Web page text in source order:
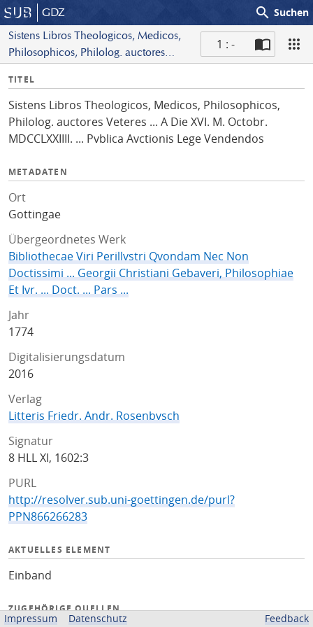
GDZ search Suchen
Sistens Libros Theologicos, Medicos,
Philosophicos, Philolog. auctores
MDCCLXXIIII. ... Pvblica Avctionis
Lege Vendendos
1 : -
I
f
o
TITEL
Sistens Libros Theologicos, Medicos, Philosophicos,
Philolog. auctores Veteres ... A Die XVI. M. Octobr.
MDCCLXXIIII. ... Pvblica Avctionis Lege Vendendos
METADATEN
Ort
Gottingae
Übergeordnetes Werk
Bibliothecae Viri Perillvstri Qvondam Nec Non
Doctissimi ... Georgii Christiani Gebaveri, Philosophiae
Et Ivr. ... Doct. ... Pars ...
Jahr
1774
Digitalisierungsdatum
2016
Verlag
Litteris Friedr. Andr. Rosenbvsch
Signatur
8 HLL XI, 1602:3
PURL
http://resolver.sub.uni-goettingen.de/purl?
PPN866266283
AKTUELLES ELEMENT
Einband
ZUGEHÖRIGE QUELLEN
Impressum Datenschutz Feedback